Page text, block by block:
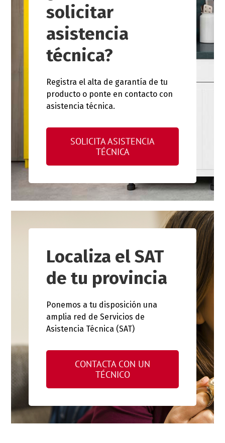
solicitar
asistencia
técnica?
Registra el alta de garantía de tu
producto o ponte en contacto con
asistencia técnica.
SOLICITA ASISTENCIA
TÉCNICA
Localiza el SAT
de tu provincia
Ponemos a tu disposición una
amplia red de Servicios de
Asistencia Técnica (SAT)
CONTACTA CON UN
TÉCNICO